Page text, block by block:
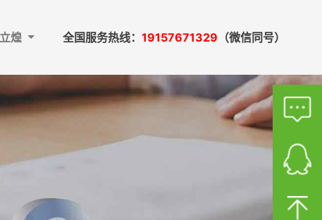
煌 全国服务热线： 19157671329 （微信同号）